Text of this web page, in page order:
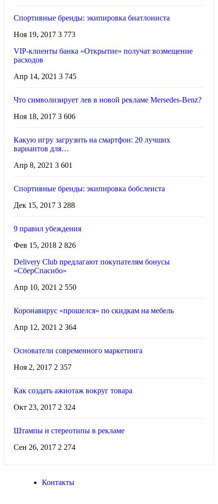
Спортивные бренды: экипировка биатлониста
Ноя 19, 2017 3 773
VIP-клиенты банка «Открытие» получат возмещение
расходов
Апр 14, 2021 3 745
Что символизирует лев в новой рекламе Mersedes-Benz?
Ноя 18, 2017 3 606
Какую игру загрузить на смартфон: 20 лучших
вариантов для…
Апр 8, 2021 3 601
Спортивные бренды: экипировка бобслеиста
Дек 15, 2017 3 288
9 правил убеждения
Фев 15, 2018 2 826
Delivery Club предлагают покупателям бонусы
«СберСпасибо»
Апр 10, 2021 2 550
Коронавирус «прошелся» по скидкам на мебель
Апр 12, 2021 2 364
Основатели современного маркетинга
Ноя 2, 2017 2 357
Как создать ажиотаж вокруг товара
Окт 23, 2017 2 324
Штампы и стереотипы в рекламе
Сен 26, 2017 2 274
Контакты